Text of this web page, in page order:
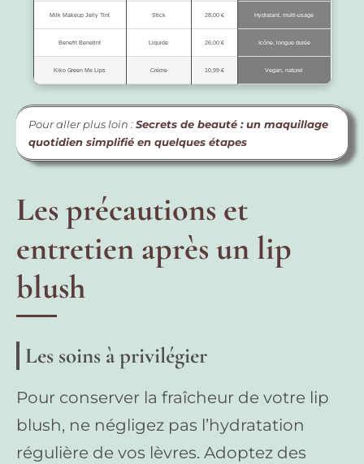
Milk Makeup Jelly Tint Stick 28,00 € Hydratant, multi-usage
Benefit Benetint Liquide 26,00 € Icône, longue durée
Kiko Green Me Lips Crème 10,99 € Vegan, naturel
Pour aller plus loin :Secrets de beauté : un maquillage
quotidien simplifié en quelques étapes
Les précautions et
entretien après un lip
blush
Les soins à privilégier
Pour conserver la fraîcheur de votre lip
blush, ne négligez pas l’hydratation
régulière de vos lèvres. Adoptez des